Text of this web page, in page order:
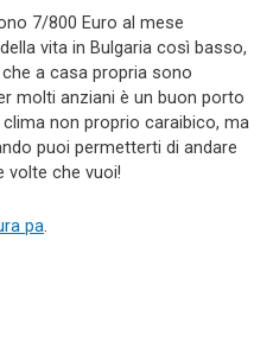
7/800 Euro al mese
vita in Bulgaria così basso,
a casa propria sono
molti anziani è un buon porto
non proprio caraibico, ma
puoi permetterti di andare
volte che vuoi!
pa.